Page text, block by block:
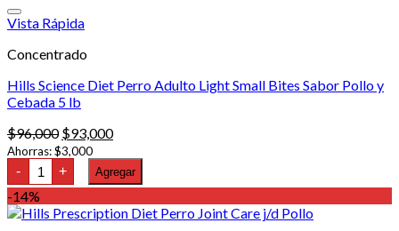
Lata
Pollo
13
oz
cantidad
Vista Rápida
Concentrado
Hills Science Diet Perro Adulto Light Small Bites Sabor Pollo y
Cebada 5 lb
$96,000 El
precio
original
era:
$93,000El
actual
es:
Ahorras:$3,000
- Hills
Science
Diet
Perro
Adulto
+ Agregar
-14%